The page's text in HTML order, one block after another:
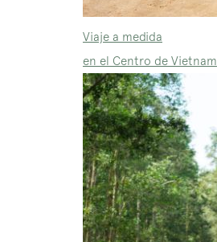
Viaje a medida
en el Centro de Vietnam